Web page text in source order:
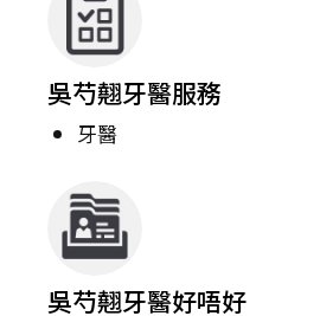
吳芍翹牙醫服務
牙醫
吳芍翹牙醫好唔好